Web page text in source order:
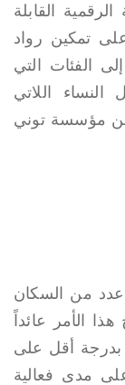
القابلة
تمكين رواد
الفئات التي
اللاتي
من مؤسسة توني
أكبر عدد من السكان
الأمر عائداً
بدرجة أقل على
مدى فعالية